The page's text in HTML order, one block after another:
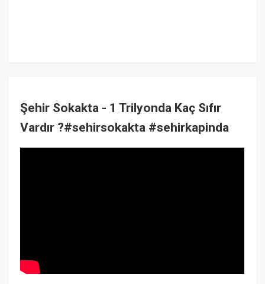
Şehir Sokakta - 1 Trilyonda Kaç Sıfır
Vardır ?#sehirsokakta #sehirkapinda